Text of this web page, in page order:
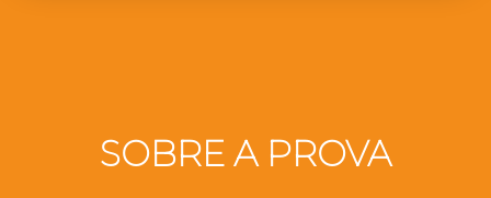
SOBRE A PROVA